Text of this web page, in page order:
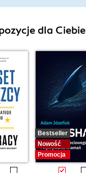
dla Ciebie
Bestseller
Nowość
Promocja